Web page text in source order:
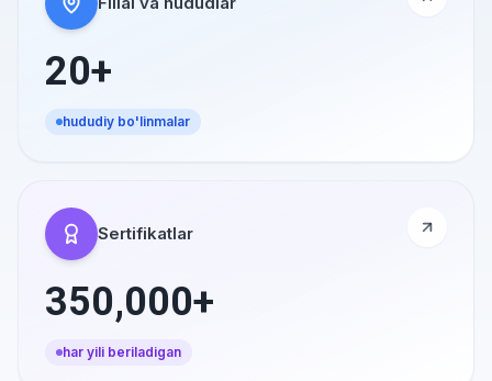
20+
hududiy bo'linmalar
Sertifikatlar
350,000+
har yili beriladigan